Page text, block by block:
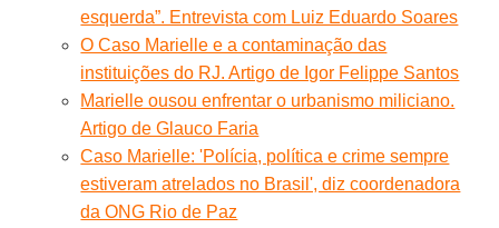
esquerda”. Entrevista com Luiz Eduardo Soares
O Caso Marielle e a contaminação das
instituições do RJ. Artigo de Igor Felippe Santos
Marielle ousou enfrentar o urbanismo miliciano.
Artigo de Glauco Faria
Caso Marielle: 'Polícia, política e crime sempre
estiveram atrelados no Brasil', diz coordenadora
da ONG Rio de Paz